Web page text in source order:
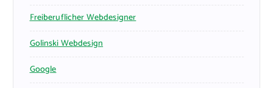
Freiberuflicher Webdesigner
Golinski Webdesign
Google